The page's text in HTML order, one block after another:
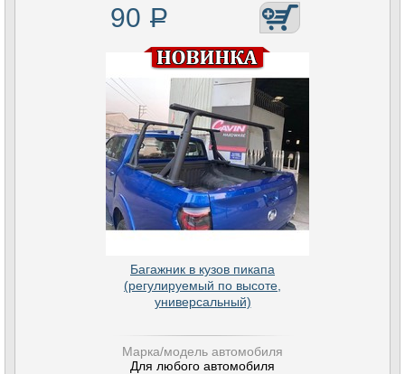
90 Р
Багажник в кузов пикапа
(регулируемый по высоте,
универсальный)
Марка/модель автомобиля
Для любого автомобиля